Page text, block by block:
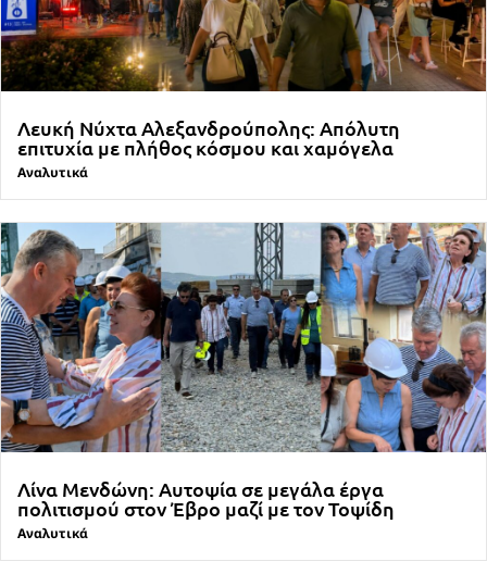
Λευκή Νύχτα Αλεξανδρούπολης: Απόλυτη
επιτυχία με πλήθος κόσμου και χαμόγελα
Αναλυτικά
Λίνα Μενδώνη: Αυτοψία σε μεγάλα έργα
πολιτισμού στον Έβρο μαζί με τον Τοψίδη
Αναλυτικά